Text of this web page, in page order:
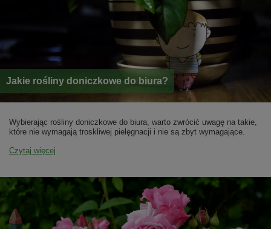
Jakie rośliny doniczkowe do biura?
Wybierając rośliny doniczkowe do biura, warto zwrócić uwagę na takie,
które nie wymagają troskliwej pielęgnacji i nie są zbyt wymagające.
Czytaj więcej